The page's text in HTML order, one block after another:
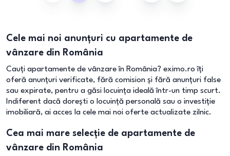
Cele mai noi anunțuri cu apartamente de
vânzare din România
Cauți apartamente de vânzare în România? eximo.ro îți
oferă anunțuri verificate, fără comision și fără anunțuri false
sau expirate, pentru a găsi locuința ideală într-un timp scurt.
Indiferent dacă dorești o locuință personală sau o investiție
imobiliară, ai acces la cele mai noi oferte actualizate zilnic.
Cea mai mare selecție de apartamente de
vânzare din România